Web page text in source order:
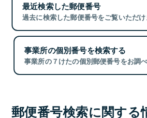
最近検索した郵便番号
過去に検索した郵便番号をご覧いただけ
事業所の個別番号を検索する
事業所の７けたの個別郵便番号をお調べ
郵便番号検索に関する